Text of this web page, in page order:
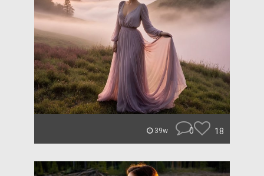
39w 0 18